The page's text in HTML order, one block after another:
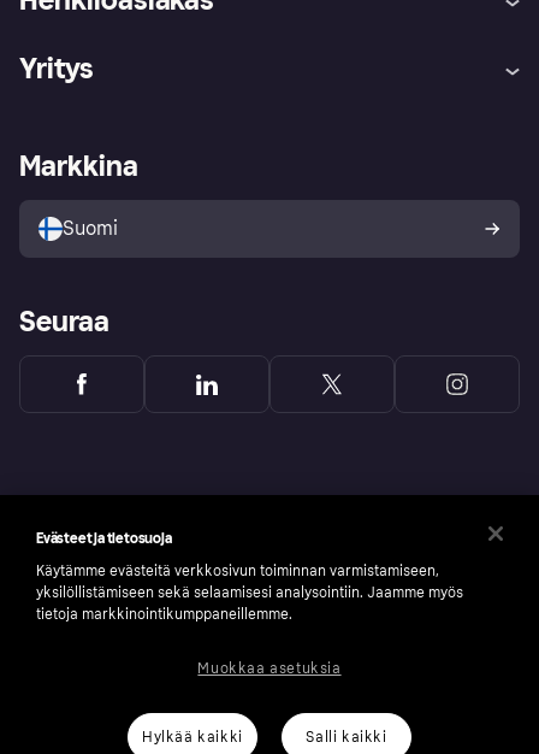
Ohje
Kirjaudu sisään
Tutustu kauppoihin
Ostajan turva
Yritys
Kirjaudu sisään yrityksenä
Markkina
Suomi
Seuraa
number: 556737-0431
Evästeet ja tietosuoja
Käytämme evästeitä verkkosivun toiminnan varmistamiseen,
yksilöllistämiseen sekä selaamisesi analysointiin. Jaamme myös
tietoja markkinointikumppaneillemme.
Hylkää kaikki Salli kaikki
Muokkaa asetuksia